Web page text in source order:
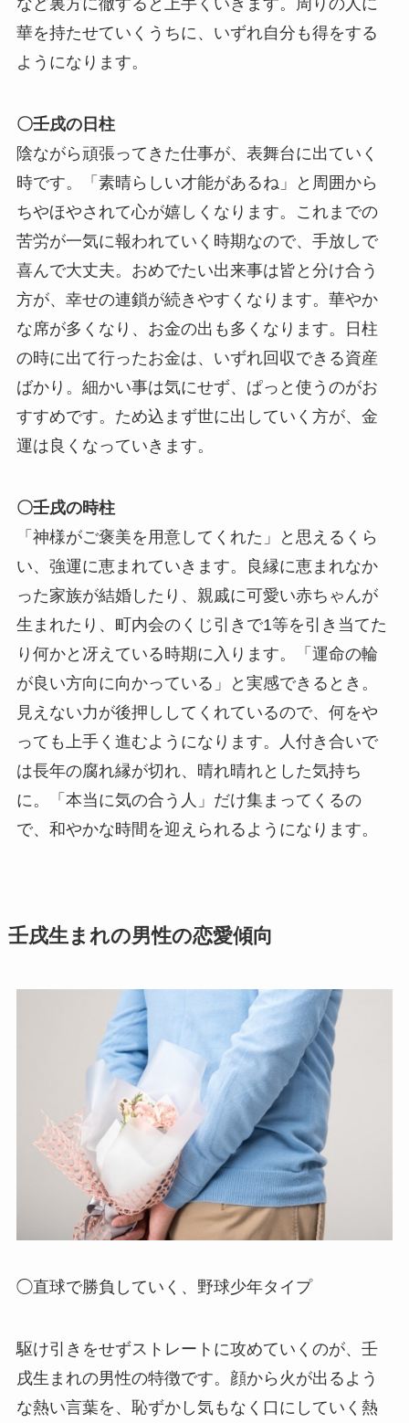
など裏方に徹すると上手くいきます。周りの人に
華を持たせていくうちに、いずれ自分も得をする
ようになります。
〇壬戌の日柱
陰ながら頑張ってきた仕事が、表舞台に出ていく
時です。「素晴らしい才能があるね」と周囲から
ちやほやされて心が嬉しくなります。これまでの
苦労が一気に報われていく時期なので、手放しで
喜んで大丈夫。おめでたい出来事は皆と分け合う
方が、幸せの連鎖が続きやすくなります。華やか
な席が多くなり、お金の出も多くなります。日柱
の時に出て行ったお金は、いずれ回収できる資産
ばかり。細かい事は気にせず、ぱっと使うのがお
すすめです。ため込まず世に出していく方が、金
運は良くなっていきます。
〇壬戌の時柱
「神様がご褒美を用意してくれた」と思えるくら
い、強運に恵まれていきます。良縁に恵まれなか
った家族が結婚したり、親戚に可愛い赤ちゃんが
生まれたり、町内会のくじ引きで1等を引き当てた
り何かと冴えている時期に入ります。「運命の輪
が良い方向に向かっている」と実感できるとき。
見えない力が後押ししてくれているので、何をや
っても上手く進むようになります。人付き合いで
は長年の腐れ縁が切れ、晴れ晴れとした気持ち
に。「本当に気の合う人」だけ集まってくるの
で、和やかな時間を迎えられるようになります。
壬戌生まれの男性の恋愛傾向
◯直球で勝負していく、野球少年タイプ
駆け引きをせずストレートに攻めていくのが、壬
戌生まれの男性の特徴です。顔から火が出るよう
な熱い言葉を、恥ずかし気もなく口にしていく熱